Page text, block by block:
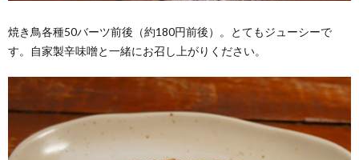
焼き鳥各種50バーツ前後（約180円前後）。とてもジューシーで
す。自家製辛味噌と一緒にお召し上がりください。